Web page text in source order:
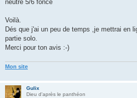
neutre 5/6 foncé
Voilà.
Dés que j'ai un peu de temps ,je mettrai en
partie solo.
Merci pour ton avis :-)
Mon site
Gulix
Dieu d'après le panthéon